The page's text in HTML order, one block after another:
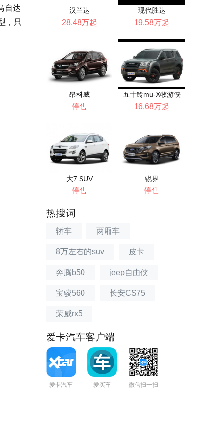
自达
，只
汉兰达
28.48万起
现代胜达
19.58万起
昂科威
停售
五十铃mu-X牧游侠
16.68万起
大7 SUV
停售
锐界
停售
热搜词
轿车 两厢车
8万左右的suv 皮卡
奔腾b50 jeep自由侠
宝骏560 长安CS75
荣威rx5
爱卡汽车客户端
爱卡汽车 爱买车 微信扫一扫